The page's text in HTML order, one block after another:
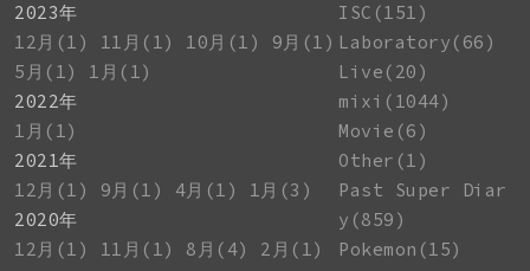
2023年
12月(1)
11月(1) 10月(1)
9月(1)
5月(1)
1月(1)
2022年
1月(1)
2021年
12月(1)
9月(1) 4月(1)
1月(3)
2020年
12月(1)
11月(1) 8月(4)
2月(1)
ISC(151)
Laboratory(66)
Live(20)
mixi(1044)
Movie(6)
Other(1)
Past Super Diar
y(859)
Pokemon(15)